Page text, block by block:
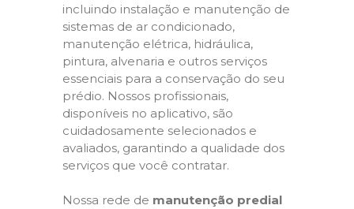
incluindo instalação e manutenção de
sistemas de ar condicionado,
manutenção elétrica, hidráulica,
pintura, alvenaria e outros serviços
essenciais para a conservação do seu
prédio. Nossos profissionais,
disponíveis no aplicativo, são
cuidadosamente selecionados e
avaliados, garantindo a qualidade dos
serviços que você contratar.
Nossa rede de manutenção predial